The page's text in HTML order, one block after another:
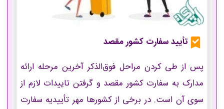
تأیید سفارت کشور مقصد
پس از طی کردن مراحل فوق‌الذکر آخرین مرحله ارائه
مدارک به سفارت کشور مقصد و گرفتن تاییدات لازم از
سوی آن است. در برخی از کشورها مهر تأییدیه سفارت